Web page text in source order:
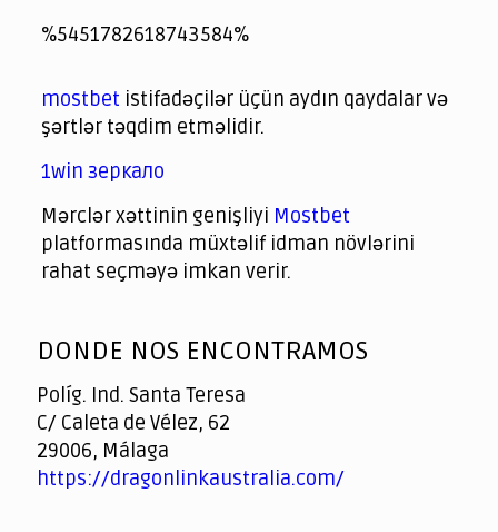
jeetcity
1xbet
jeet city casino
%5451782618743584%
spintiger
Avabet
Spinrise
Crown Green
Crowngreen casino login
슈가 러쉬1000 슬롯
crazy time casino online
1xcasinozambia.com
codingworldnews.com
parimatch.kr
winorio
winorio casino
winorio
mostbet istifadəçilər üçün aydın qaydalar və
şərtlər təqdim etməlidir.
1win зеркало
Mərclər xəttinin genişliyi Mostbet
platformasında müxtəlif idman növlərini
rahat seçməyə imkan verir.
of
DONDE NOS ENCONTRAMOS
Políg. Ind. Santa Teresa
C/ Caleta de Vélez, 62
29006, Málaga
https://dragonlinkaustralia.com/